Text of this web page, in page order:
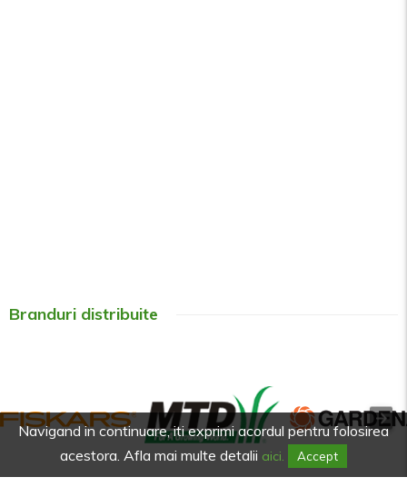
Branduri distribuite
Navigand in continuare, iti exprimi acordul pentru folosirea
acestora. Afla mai multe detalii aici. Accept